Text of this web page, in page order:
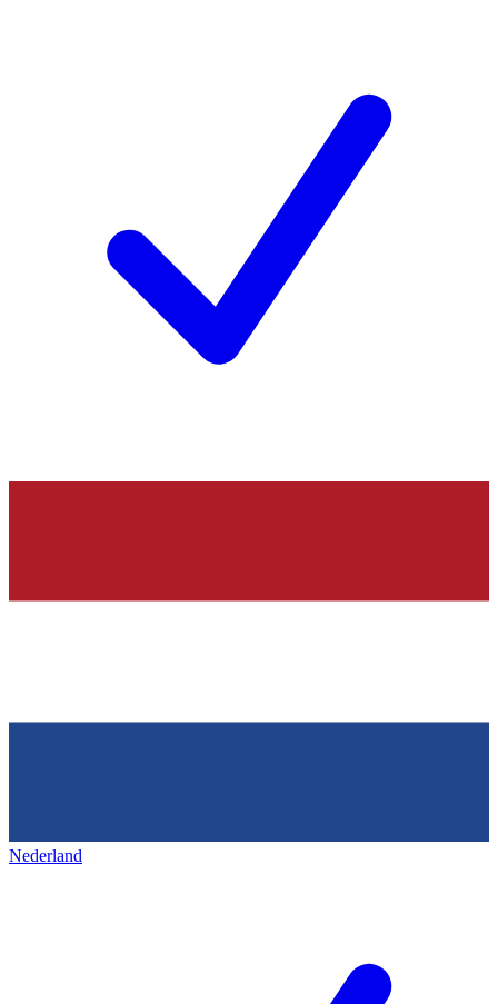
Nederland